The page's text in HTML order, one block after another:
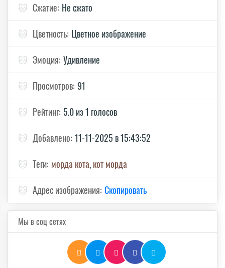
🐱 Сжатие: Не сжато
🐱 Цветность: Цветное изображение
🐱 Эмоция: Удивление
🐱 Просмотров: 91
🐱 Рейтинг: 5.0 из 1 голосов
🐱 Добавлено: 11-11-2025 в 15:43:52
🐱 Теги: морда кота,кот морда
🐱 Адрес изображения: Скопировать
Мы в соц сетях